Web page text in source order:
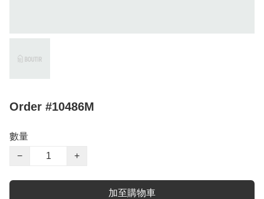
Order #10486M
數量
−
+
加至購物車